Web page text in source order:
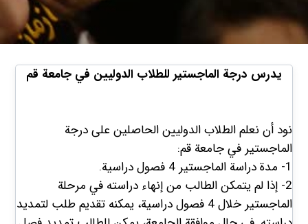
يدرس درجة الماجستير للطلاب الدوليين في جامعة قم
نود أن نعلم الطلاب الدوليين الحاصلين على درجة
الماجستير في جامعة قم:
1- مدة دراسة الماجستير 4 فصول دراسية.
2- إذا لم يتمكن الطالب من إنهاء دراسته في مرحلة
الماجستير خلال 4 فصول دراسية، يمكنه تقديم طلب لتمديد